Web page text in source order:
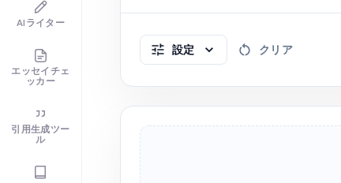
AIライター
エッセイチェ
ッカー
引用生成ツー
ル
設定 クリア